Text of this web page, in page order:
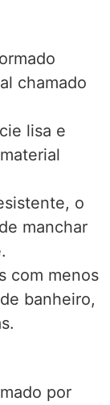
chamado
lisa e
o
manchar
com menos
banheiro,
por